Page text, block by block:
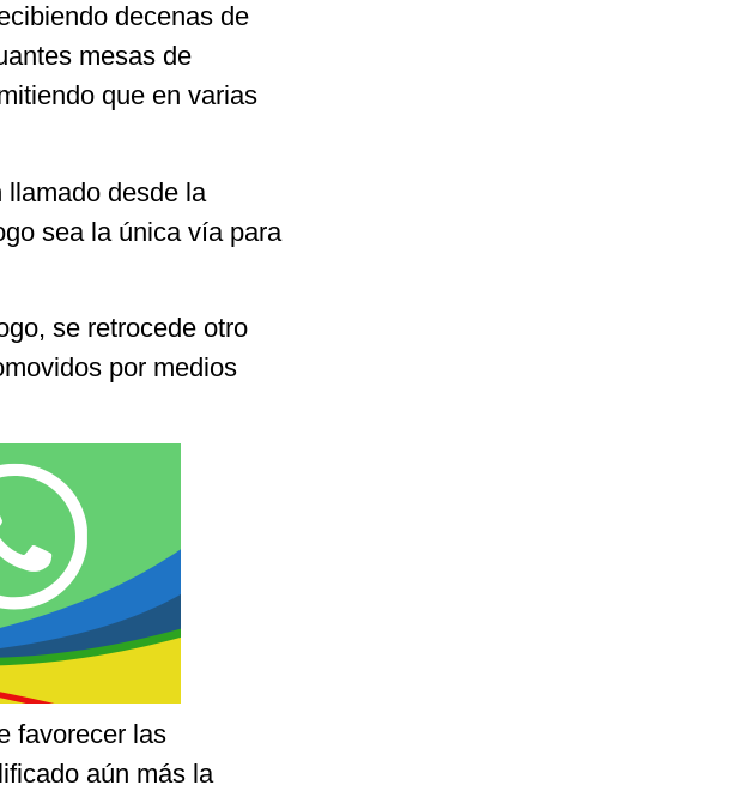
decenas de
mesas de
que en varias
llamado desde la
sea la única vía para
se retrocede otro
por medios
favorecer las
aún más la